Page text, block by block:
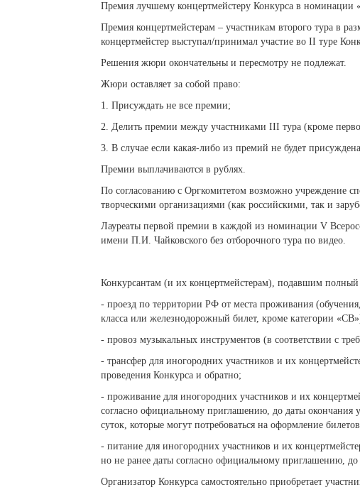
Премия лучшему концертмейстеру Конкурса в номинации
Премия концертмейстерам – участникам второго тура в
концертмейстер выступал/принимал участие во II туре
Решения жюри окончательны и пересмотру не подлежат.
Жюри оставляет за собой право:
1. Присуждать не все премии;
2. Делить премии между участниками III тура (кроме
3. В случае если какая-либо из премий не будет
Премии выплачиваются в рублях.
По согласованию с Оргкомитетом возможно учреждение
творческими организациями (как российскими, так и
Лауреаты первой премии в каждой из номинации V
имени П.И. Чайковского без отборочного тура по видео.
Конкурсантам (и их концертмейстерам), подавшим
- проезд по территории РФ от места проживания
класса или железнодорожный билет, кроме категории
- провоз музыкальных инструментов (в соответствии с
- трансфер для иногородних участников и их
проведения Конкурса и обратно;
- проживание для иногородних участников и их
согласно официальному приглашению, до даты окончания
суток, которые могут потребоваться на оформление
- питание для иногородних участников и их
но не ранее даты согласно официальному приглашению,
Организатор Конкурса самостоятельно приобретает